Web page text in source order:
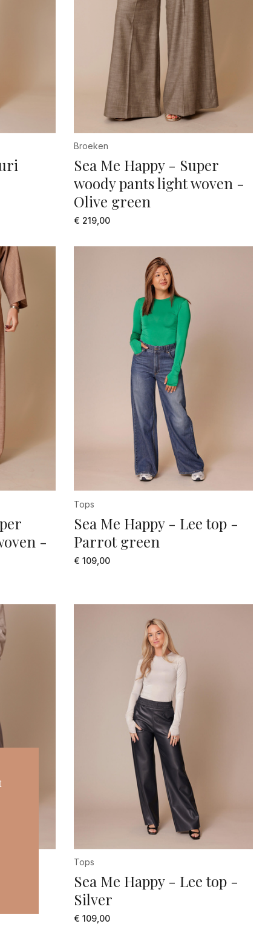
Broeken
Sea Me Happy - Super
woody pants light woven -
Olive green
€ 219,00
-
Tops
Sea Me Happy - Lee top -
Parrot green
€ 109,00
Tops
Sea Me Happy - Lee top -
Silver
€ 109,00